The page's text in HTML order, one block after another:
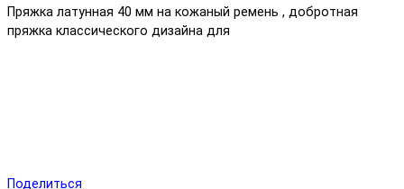
Пряжка латунная 40 мм на кожаный ремень , добротная
пряжка классического дизайна для
Поделиться